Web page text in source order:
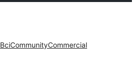
ВсіCommunityCommercial